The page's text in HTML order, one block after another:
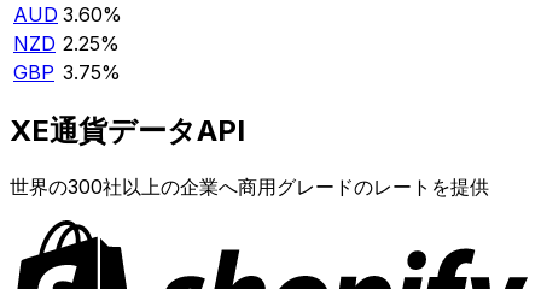
AUD 3.60%
NZD 2.25%
GBP 3.75%
XE通貨データAPI
世界の300社以上の企業へ商用グレードのレートを提供